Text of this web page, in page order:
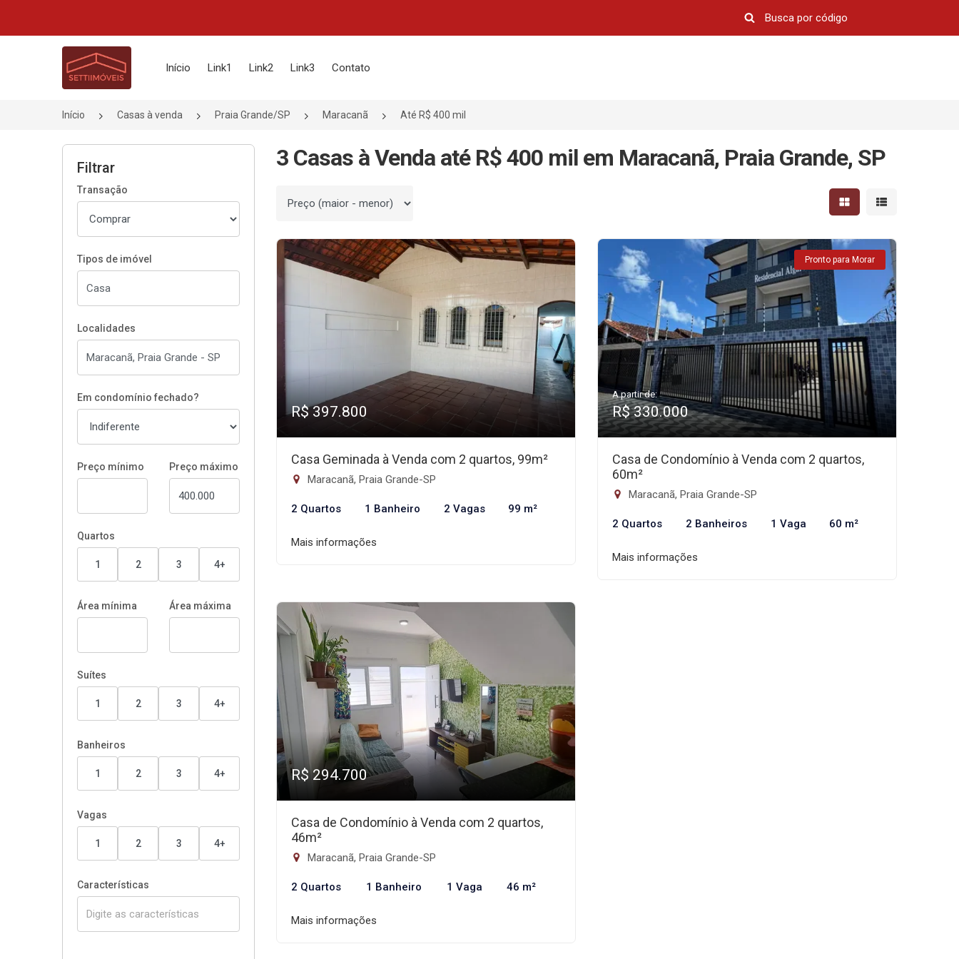
Página inicial
Início Link1 Link2 Link3 Contato
Início Casas à venda Praia Grande/SP Maracanã Até R$ 400 mil
Filtrar
Transação
Tipos de imóvel
Localidades
Em condomínio fechado?
Preço mínimo Preço máximo
Quartos
1 2 3 4+
Área mínima Área máxima
Suítes
1 2 3 4+
Banheiros
1 2 3 4+
Vagas
1 2 3 4+
Características
3 Casas à Venda até R$ 400 mil em Maracanã, Praia Grande, SP
Ordenar por Mostrar resultados em
Mostrar
R$ 397.800
Casa Geminada à Venda com 2 quartos, 99m²
Maracanã, Praia Grande-SP
2 Quartos 1 Banheiro 2 Vagas 99 m²
Mais informações
Pronto para Morar
A partir de:
R$ 330.000
Casa de Condomínio à Venda com 2 quartos,
60m²
Maracanã, Praia Grande-SP
2 Quartos 2 Banheiros 1 Vaga 60 m²
Mais informações
R$ 294.700
Casa de Condomínio à Venda com 2 quartos,
46m²
Maracanã, Praia Grande-SP
2 Quartos 1 Banheiro 1 Vaga 46 m²
Mais informações